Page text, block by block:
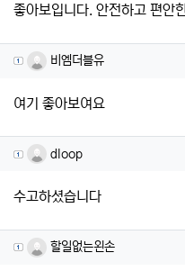
좋아보입니다. 안전하고 편안
비엠더블유님의
비엠더블유
여기 좋아보여요
dloop님의 댓글
dloop
수고하셨습니다
할일없는왼손님의
할일없는왼손